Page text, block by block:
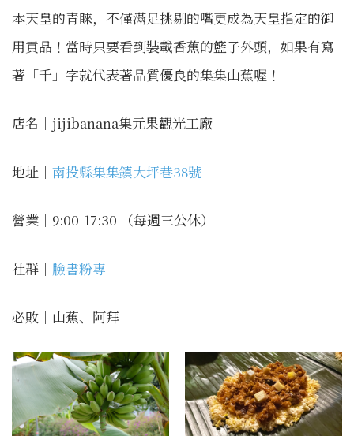
本天皇的青睞，不僅滿足挑剔的嘴更成為天皇指定的御
用貢品！當時只要看到裝載香蕉的籃子外頭，如果有寫
著「千」字就代表著品質優良的集集山蕉喔！
店名｜jijibanana集元果觀光工廠
地址｜ 南投縣集集鎮大坪巷38號
營業｜9:00-17:30 （每週三公休）
社群｜ 臉書粉專
必敗｜山蕉、阿拜